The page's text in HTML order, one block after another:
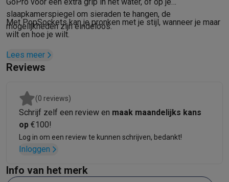
Refurbished
Refurbished smartphonesRefurbished tabletsRefurbished
Huishouden
Wasmachines met ecocheques
Kleine keukentoestellen
Grote keukentoestellen
Vaatwassers met ecocheques
Airco
Airco's met ecocheques
TV & audio
TV met ecocheques
Multimedia & telefonie
Smartphones met ecochequesTablets met ecocheques
slaapkamerspiegel om sieraden te hangen, de
mogelijkheden zijn eindeloos.
Met PopSockets kan je pronken met je stijl, wanneer je maar
wilt en hoe je wilt.
Lees meer
Reviews
(0 reviews)
Schrijf zelf een review en maak maandelijks kans
op €100!
Log in om een review te kunnen schrijven, bedankt!
Inloggen
Info van het merk